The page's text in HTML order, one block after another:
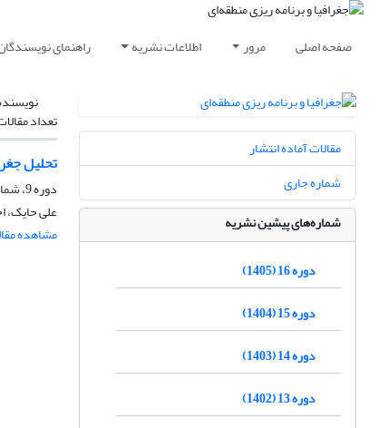
صفحه اصلی مرور اطلاعات نشریه راهنمای
تعداد
تحلیل
دوره 9، شماره 36، پاییز 1398، صفحه
علی حایک،
مشاهده
مقالات آماده انتشار
شماره جاری
شماره‌های پیشین نشریه
دوره 16 (1405)
دوره 15 (1404)
دوره 14 (1403)
دوره 13 (1402)